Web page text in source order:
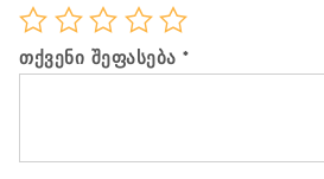
თქვენი შეფასება *